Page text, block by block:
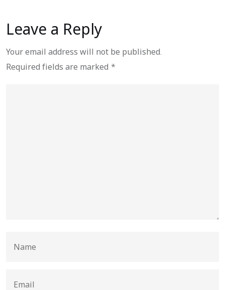
Leave a Reply
Your email address will not be published.
Required fields are marked *